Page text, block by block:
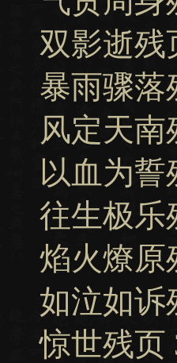
双影逝残
暴雨骤落
风定天南
以血为誓
往生极乐
焰火燎原
如泣如诉
惊世残页